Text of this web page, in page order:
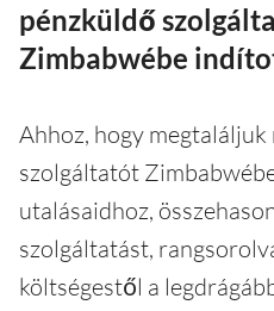
pénzküldő
Zimbabwébe
Ahhoz, hogy megtaláljuk
szolgáltatót
utalásaidhoz,
szolgáltatást,
költségestől a